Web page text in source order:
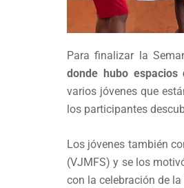
Para finalizar la
donde hubo
varios jóvenes que
los participantes
Los jóvenes también
(VJMFS) y se los
con la celebración de